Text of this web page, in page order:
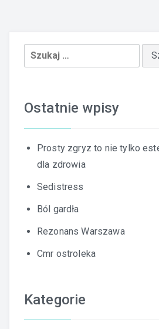
Szukaj:
Ostatnie wpisy
Prosty zgryz to nie tylko
dla zdrowia
Sedistress
Ból gardła
Rezonans Warszawa
Cmr ostroleka
Kategorie